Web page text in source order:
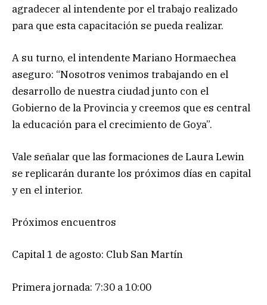
agradecer al intendente por el trabajo realizado
para que esta capacitación se pueda realizar.
A su turno, el intendente Mariano Hormaechea
aseguro: “Nosotros venimos trabajando en el
desarrollo de nuestra ciudad junto con el
Gobierno de la Provincia y creemos que es central
la educación para el crecimiento de Goya”.
Vale señalar que las formaciones de Laura Lewin
se replicarán durante los próximos días en capital
y en el interior.
Próximos encuentros
Capital 1 de agosto: Club San Martín
Primera jornada: 7:30 a 10:00